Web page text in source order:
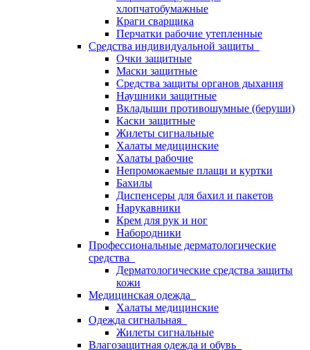
хлопчатобумажные
Краги сварщика
Перчатки рабочие утепленные
Средства индивидуальной защиты
Очки защитные
Маски защитные
Средства защиты органов дыхания
Наушники защитные
Вкладыши противошумные (беруши)
Каски защитные
Жилеты сигнальные
Халаты медицинские
Халаты рабочие
Непромокаемые плащи и куртки
Бахилы
Диспенсеры для бахил и пакетов
Нарукавники
Крем для рук и ног
Набородники
Профессиональные дерматологические
средства
Дерматологические средства защиты
кожи
Медицинская одежда
Халаты медицинские
Одежда сигнальная
Жилеты сигнальные
Влагозащитная одежда и обувь